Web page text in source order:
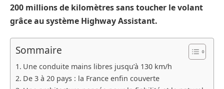
200 millions de kilomètres sans toucher le volant
grâce au système Highway Assistant.
Sommaire
Une conduite mains libres jusqu’à 130 km/h
De 3 à 20 pays : la France enfin couverte